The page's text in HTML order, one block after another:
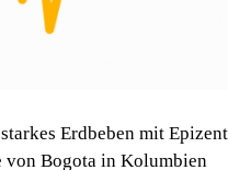
Erdbeben mit
von Bogota in Kolumbien